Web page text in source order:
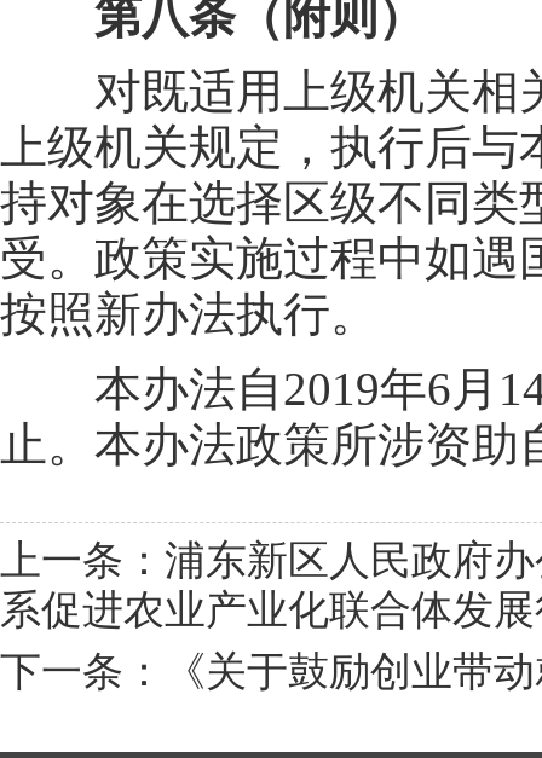
第八条（附则）
对既适用上级机关相
上级机关规定，执行后
持对象在选择区级不同类
受。政策实施过程中如
按照新办法执行。
本办法自2019年6月14
止。本办法政策所涉资助
上一条：浦东新区人民政府
系促进农业产业化联合体发
下一条：《关于鼓励创业带